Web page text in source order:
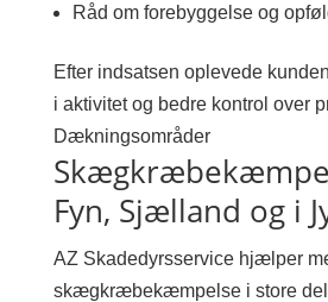
Råd om forebyggelse og
Efter indsatsen oplevede
i aktivitet og bedre kontrol over
Dækningsområder
Fyn, Sjælland og i
AZ Skadedyrsservice hjælper
skægkræbekæmpelse i store